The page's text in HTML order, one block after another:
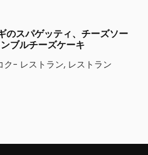
のスパゲッティ、チーズソー
ブルチーズケーキ
ク- レストラン, レストラン